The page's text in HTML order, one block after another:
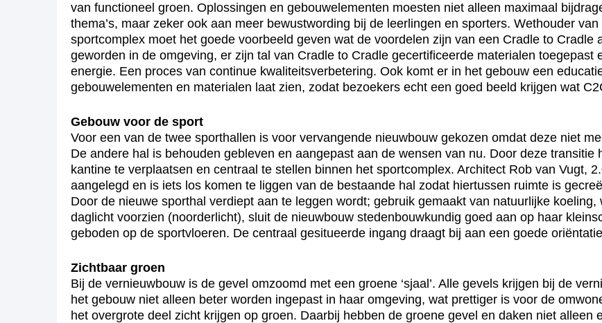
van functioneel groen. Oplossingen en gebouwelementen moesten niet alleen maximaal
thema’s, maar zeker ook aan meer bewustwording bij de leerlingen en sporters. Wethouder
sportcomplex moet het goede voorbeeld geven wat de voordelen zijn van een Cradle to Cradle
geworden in de omgeving, er zijn tal van Cradle to Cradle gecertificeerde materialen toegepast
energie. Een proces van continue kwaliteitsverbetering. Ook komt er in het gebouw een
gebouwelementen en materialen laat zien, zodat bezoekers echt een goed beeld krijgen wat
Gebouw voor de sport
Voor een van de twee sporthallen is voor vervangende nieuwbouw gekozen omdat deze niet
De andere hal is behouden gebleven en aangepast aan de wensen van nu. Door deze
kantine te verplaatsen en centraal te stellen binnen het sportcomplex. Architect Rob van Vugt,
aangelegd en is iets los komen te liggen van de bestaande hal zodat hiertussen ruimte is
Door de nieuwe sporthal verdiept aan te leggen wordt; gebruik gemaakt van natuurlijke
daglicht voorzien (noorderlicht), sluit de nieuwbouw stedenbouwkundig goed aan op haar
geboden op de sportvloeren. De centraal gesitueerde ingang draagt bij aan een goede
Zichtbaar groen
Bij de vernieuwbouw is de gevel omzoomd met een groene ‘sjaal’. Alle gevels krijgen bij de
het gebouw niet alleen beter worden ingepast in haar omgeving, wat prettiger is voor de
het overgrote deel zicht krijgen op groen. Daarbij hebben de groene gevel en daken niet